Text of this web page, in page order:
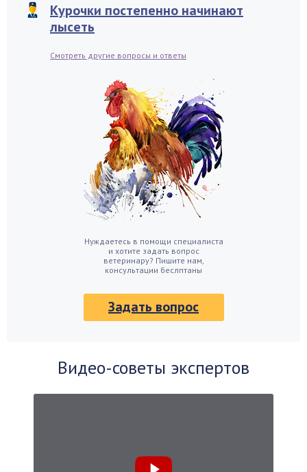
Курочки постепенно начинают
лысеть
Смотреть другие вопросы и ответы
Нуждаетесь в помощи специалиста
и хотите задать вопрос
ветеринару? Пишите нам,
консультации беслптаны
Задать вопрос
Видео-советы экспертов